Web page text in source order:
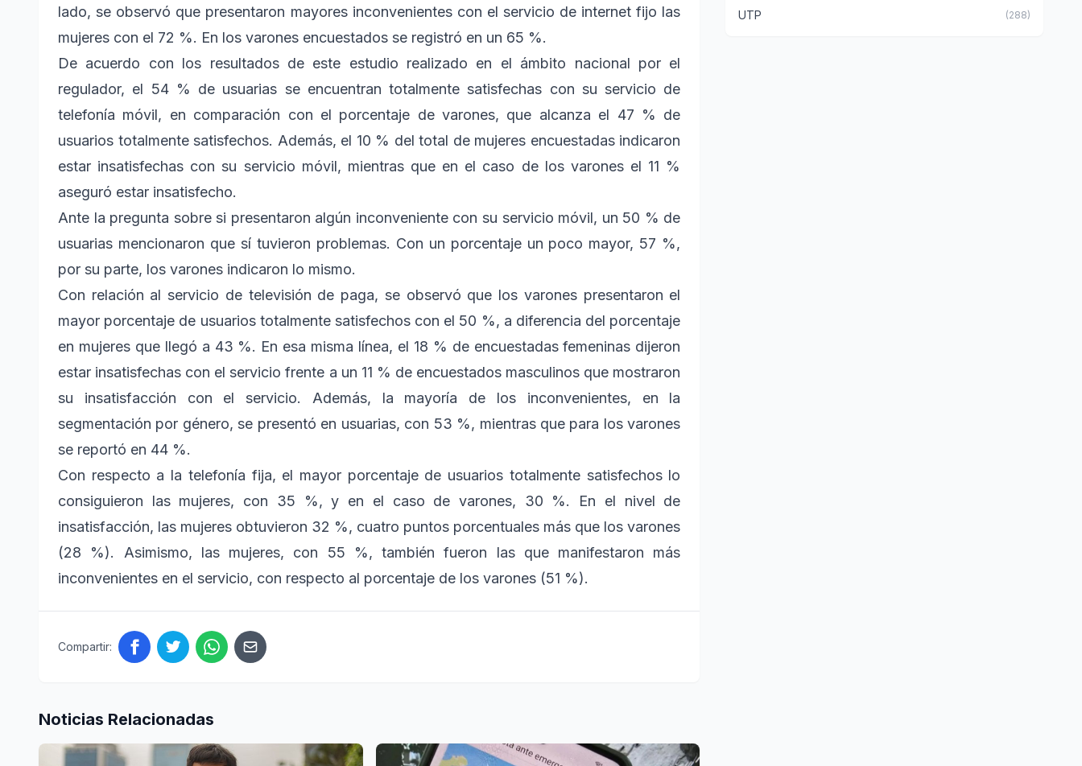
lado, se observó que presentaron mayores inconvenientes con el servicio de internet fijo las
mujeres con el 72 %. En los varones encuestados se registró en un 65 %.
De acuerdo con los resultados de este estudio realizado en el ámbito nacional por el
regulador, el 54 % de usuarias se encuentran totalmente satisfechas con su servicio de
telefonía móvil, en comparación con el porcentaje de varones, que alcanza el 47 % de
usuarios totalmente satisfechos. Además, el 10 % del total de mujeres encuestadas indicaron
estar insatisfechas con su servicio móvil, mientras que en el caso de los varones el 11 %
aseguró estar insatisfecho.
Ante la pregunta sobre si presentaron algún inconveniente con su servicio móvil, un 50 % de
usuarias mencionaron que sí tuvieron problemas. Con un porcentaje un poco mayor, 57 %,
por su parte, los varones indicaron lo mismo.
Con relación al servicio de televisión de paga, se observó que los varones presentaron el
mayor porcentaje de usuarios totalmente satisfechos con el 50 %, a diferencia del porcentaje
en mujeres que llegó a 43 %. En esa misma línea, el 18 % de encuestadas femeninas dijeron
estar insatisfechas con el servicio frente a un 11 % de encuestados masculinos que mostraron
su insatisfacción con el servicio. Además, la mayoría de los inconvenientes, en la
segmentación por género, se presentó en usuarias, con 53 %, mientras que para los varones
se reportó en 44 %.
Con respecto a la telefonía fija, el mayor porcentaje de usuarios totalmente satisfechos lo
consiguieron las mujeres, con 35 %, y en el caso de varones, 30 %. En el nivel de
insatisfacción, las mujeres obtuvieron 32 %, cuatro puntos porcentuales más que los varones
(28 %). Asimismo, las mujeres, con 55 %, también fueron las que manifestaron más
inconvenientes en el servicio, con respecto al porcentaje de los varones (51 %).
Compartir:
Noticias Relacionadas
UTP (288)